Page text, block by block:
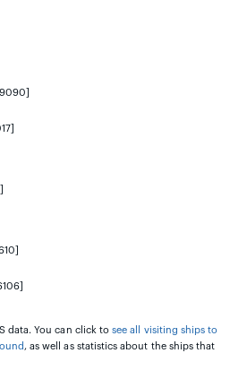
data. You can click tosee all visiting ships to
, as well as statistics about the ships that